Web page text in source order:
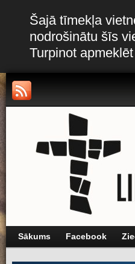
Šajā tīmekļa
nodrošinātu šīs
Turpinot
Sākums Facebook